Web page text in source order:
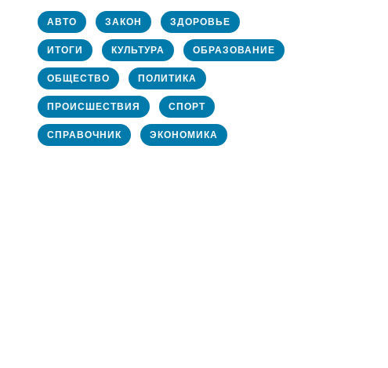
АВТО ЗАКОН ЗДОРОВЬЕ
ИТОГИ КУЛЬТУРА ОБРАЗОВАНИЕ
ОБЩЕСТВО ПОЛИТИКА
ПРОИСШЕСТВИЯ СПОРТ
СПРАВОЧНИК ЭКОНОМИКА